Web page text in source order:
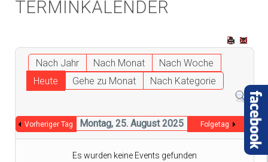
TERMINKALENDER
Nach Jahr Nach Monat
Nach Woche
Heute
Gehe zu Monat Nach Kategorie
Vorheriger Tag Montag, 25. August 2025 Folgetag
Es wurden keine Events gefunden